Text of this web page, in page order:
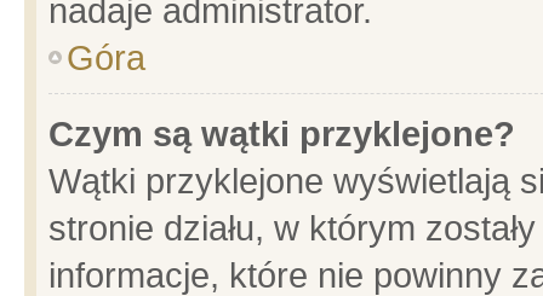
nadaje administrator.
Góra
Czym są wątki przyklejone?
Wątki przyklejone wyświetlają
stronie działu, w którym
informacje, które nie powinny